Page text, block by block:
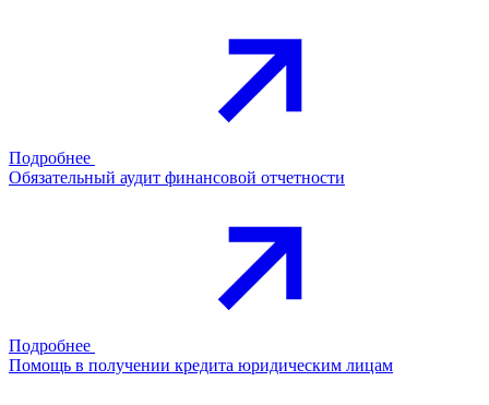
Подробнее
Обязательный аудит финансовой отчетности
Подробнее
Помощь в получении кредита юридическим лицам